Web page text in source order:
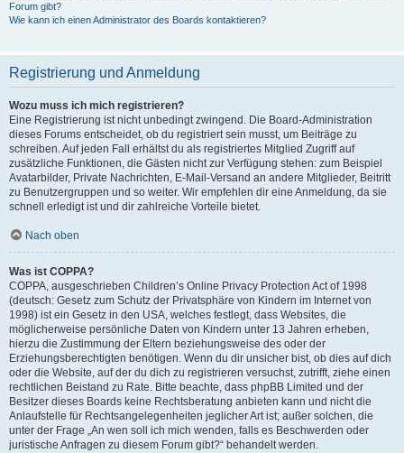
Forum gibt?
Wie kann ich einen Administrator des Boards kontaktieren?
Registrierung und Anmeldung
Wozu muss ich mich registrieren?
Eine Registrierung ist nicht unbedingt zwingend. Die Board-Administration
dieses Forums entscheidet, ob du registriert sein musst, um Beiträge zu
schreiben. Auf jeden Fall erhältst du als registriertes Mitglied Zugriff auf
zusätzliche Funktionen, die Gästen nicht zur Verfügung stehen: zum Beispiel
Avatarbilder, Private Nachrichten, E-Mail-Versand an andere Mitglieder, Beitritt
zu Benutzergruppen und so weiter. Wir empfehlen dir eine Anmeldung, da sie
schnell erledigt ist und dir zahlreiche Vorteile bietet.
Nach oben
Was ist COPPA?
COPPA, ausgeschrieben Children’s Online Privacy Protection Act of 1998
(deutsch: Gesetz zum Schutz der Privatsphäre von Kindern im Internet von
1998) ist ein Gesetz in den USA, welches festlegt, dass Websites, die
möglicherweise persönliche Daten von Kindern unter 13 Jahren erheben,
hierzu die Zustimmung der Eltern beziehungsweise des oder der
Erziehungsberechtigten benötigen. Wenn du dir unsicher bist, ob dies auf dich
oder die Website, auf der du dich zu registrieren versuchst, zutrifft, ziehe einen
rechtlichen Beistand zu Rate. Bitte beachte, dass phpBB Limited und der
Besitzer dieses Boards keine Rechtsberatung anbieten kann und nicht die
Anlaufstelle für Rechtsangelegenheiten jeglicher Art ist; außer solchen, die
unter der Frage „An wen soll ich mich wenden, falls es Beschwerden oder
juristische Anfragen zu diesem Forum gibt?“ behandelt werden.